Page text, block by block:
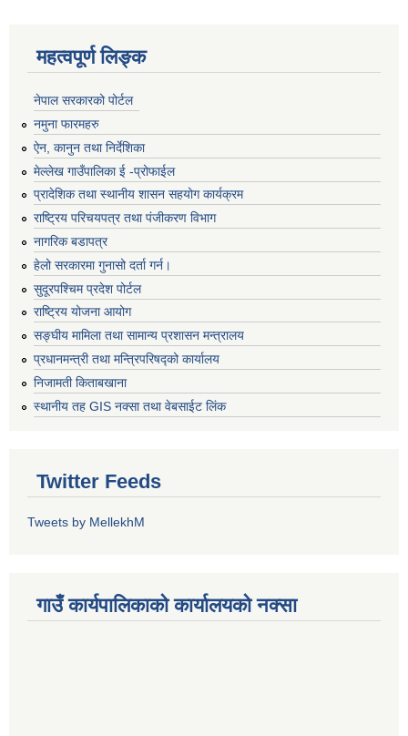
महत्वपूर्ण लिङ्क
नेपाल सरकारको पोर्टल
नमुना फारमहरु
ऐन, कानुन तथा निर्देशिका
मेल्लेख गाउँपालिका ई -प्रोफाईल
प्रादेशिक तथा स्थानीय शासन सहयोग कार्यक्रम
राष्ट्रिय परिचयपत्र तथा पंजीकरण विभाग
नागरिक बडापत्र
हेलो सरकारमा गुनासो दर्ता गर्न।
सुदूरपश्चिम प्रदेश पोर्टल
राष्ट्रिय योजना आयोग
सङ्‍घीय मामिला तथा सामान्य प्रशासन मन्त्रालय
प्रधानमन्त्री तथा मन्त्रिपरिषद्को कार्यालय
निजामती किताबखाना
स्थानीय तह GIS नक्सा तथा वेबसाईट लिंक
Twitter Feeds
Tweets by MellekhM
गाउँ कार्यपालिकाको कार्यालयको नक्सा